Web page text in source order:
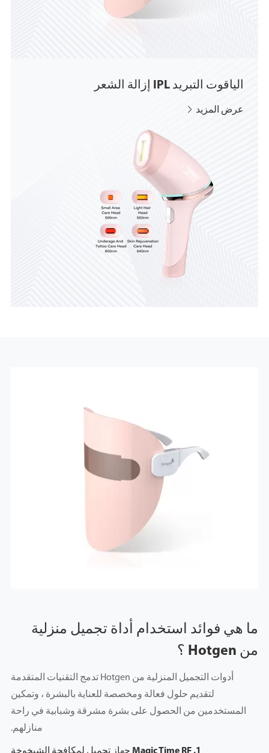
الياقوت التبريد IPL إزالة الشعر
عرض المزيد 
ما هي فوائد استخدام أداة تجميل منزلية
من Hotgen ؟
أدوات التجميل المنزلية من Hotgen تدمج التقنيات المتقدمة
لتقديم حلول فعالة ومخصصة للعناية بالبشرة ، وتمكين
المستخدمين من الحصول على بشرة مشرقة وشبابية في راحة
منازلهم.